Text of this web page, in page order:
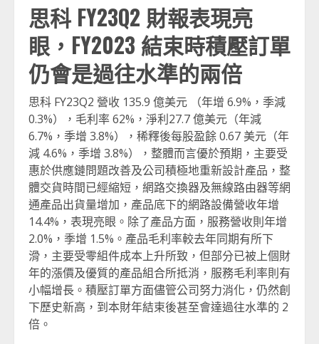
思科 FY23Q2 財報表現亮
眼，FY2023 結束時積壓訂單
仍會是過往水準的兩倍
思科 FY23Q2 營收 135.9 億美元 （年增 6.9%，季減
0.3%），毛利率 62%，淨利27.7 億美元（年減
6.7%，季增 3.8%），稀釋後每股盈餘 0.67 美元（年
減 4.6%，季增 3.8%），整體而言優於預期，主要受
惠於供應鏈問題改善及公司積極地重新設計產品，整
體交貨時間已經縮短，網路交換器及無線路由器等網
通產品出貨量增加，產品底下的網路設備營收年增
14.4%，表現亮眼。除了產品方面，服務營收則年增
2.0%，季增 1.5%。產品毛利率較去年同期有所下
滑，主要受零組件成本上升所致，但部分已被上個財
年的漲價及優質的產品組合所抵消，服務毛利率則有
小幅增長。積壓訂單方面儘管公司努力消化，仍然創
下歷史新高，到本財年結束後甚至會達過往水準的 2
倍。